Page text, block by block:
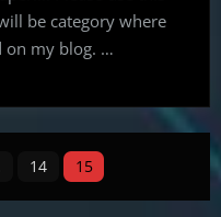
be category where
on my blog. …
14 15